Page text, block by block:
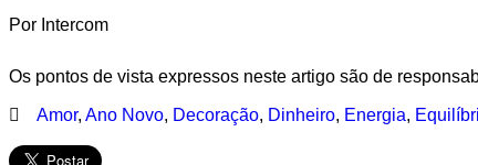
Por Intercom
Os pontos de vista expressos neste artigo são de
Amor, Ano Novo, Decoração, Dinheiro, Energia,